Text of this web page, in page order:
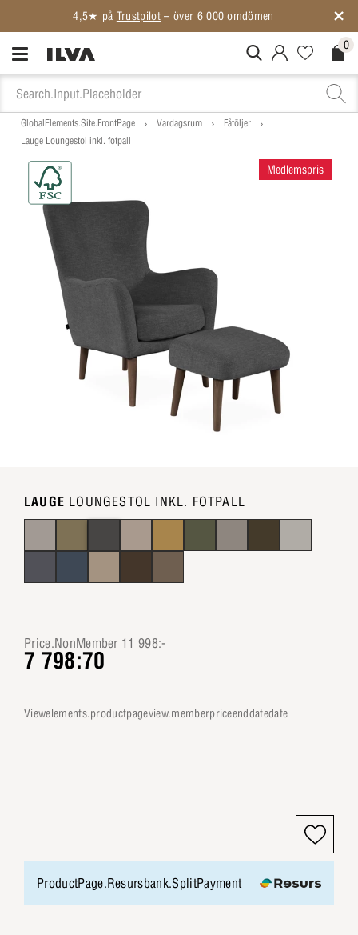
4,5★ på Trustpilot – över 6 000 omdömen
MitIlva.Login 0
GlobalElements.Site.FrontPage Vardagsrum
Fåtöljer
Lauge Loungestol inkl. fotpall
Medlemspris
LAUGE LOUNGESTOL INKL. FOTPALL
Price.NonMember 11 998:-
7 798:70
viewelements.productpageview.memberpriceenddatedate
ProductPage.Resursbank.SplitPayment